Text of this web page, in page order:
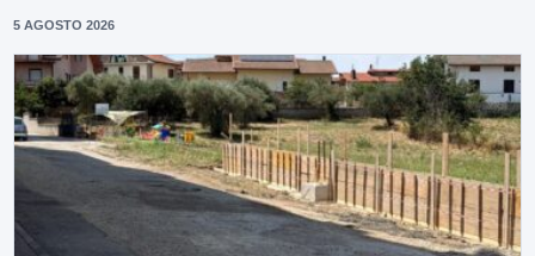
5 AGOSTO 2026